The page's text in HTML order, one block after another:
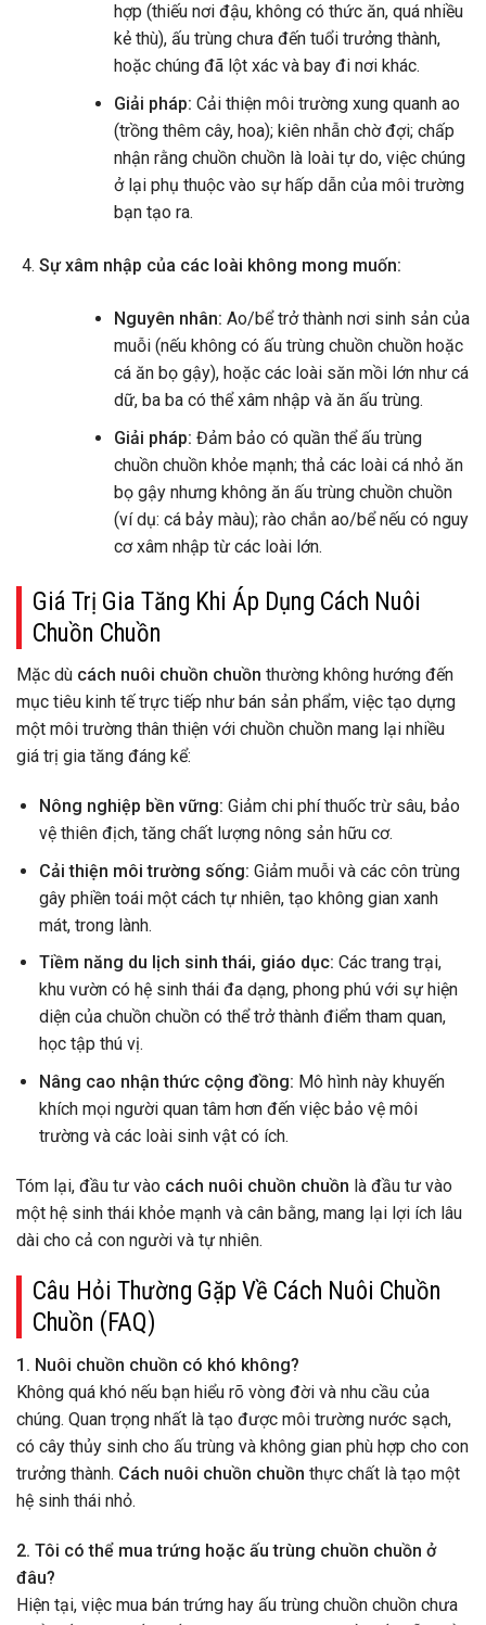
hợp (thiếu nơi đậu, không có thức ăn, quá nhiều
kẻ thù), ấu trùng chưa đến tuổi trưởng thành,
hoặc chúng đã lột xác và bay đi nơi khác.
Giải pháp: Cải thiện môi trường xung quanh ao
(trồng thêm cây, hoa); kiên nhẫn chờ đợi; chấp
nhận rằng chuồn chuồn là loài tự do, việc chúng
ở lại phụ thuộc vào sự hấp dẫn của môi trường
bạn tạo ra.
Sự xâm nhập của các loài không mong muốn:
Nguyên nhân: Ao/bể trở thành nơi sinh sản của
muỗi (nếu không có ấu trùng chuồn chuồn hoặc
cá ăn bọ gậy), hoặc các loài săn mồi lớn như cá
dữ, ba ba có thể xâm nhập và ăn ấu trùng.
Giải pháp: Đảm bảo có quần thể ấu trùng
chuồn chuồn khỏe mạnh; thả các loài cá nhỏ ăn
bọ gậy nhưng không ăn ấu trùng chuồn chuồn
(ví dụ: cá bảy màu); rào chắn ao/bể nếu có nguy
cơ xâm nhập từ các loài lớn.
Giá Trị Gia Tăng Khi Áp Dụng Cách Nuôi
Chuồn Chuồn
Mặc dù cách nuôi chuồn chuồn thường không hướng đến
mục tiêu kinh tế trực tiếp như bán sản phẩm, việc tạo dựng
một môi trường thân thiện với chuồn chuồn mang lại nhiều
giá trị gia tăng đáng kể:
Nông nghiệp bền vững: Giảm chi phí thuốc trừ sâu, bảo
vệ thiên địch, tăng chất lượng nông sản hữu cơ.
Cải thiện môi trường sống: Giảm muỗi và các côn trùng
gây phiền toái một cách tự nhiên, tạo không gian xanh
mát, trong lành.
Tiềm năng du lịch sinh thái, giáo dục: Các trang trại,
khu vườn có hệ sinh thái đa dạng, phong phú với sự hiện
diện của chuồn chuồn có thể trở thành điểm tham quan,
học tập thú vị.
Nâng cao nhận thức cộng đồng: Mô hình này khuyến
khích mọi người quan tâm hơn đến việc bảo vệ môi
trường và các loài sinh vật có ích.
Tóm lại, đầu tư vào cách nuôi chuồn chuồn là đầu tư vào
một hệ sinh thái khỏe mạnh và cân bằng, mang lại lợi ích lâu
dài cho cả con người và tự nhiên.
Câu Hỏi Thường Gặp Về Cách Nuôi Chuồn
Chuồn (FAQ)
1. Nuôi chuồn chuồn có khó không?
Không quá khó nếu bạn hiểu rõ vòng đời và nhu cầu của
chúng. Quan trọng nhất là tạo được môi trường nước sạch,
có cây thủy sinh cho ấu trùng và không gian phù hợp cho con
trưởng thành. Cách nuôi chuồn chuồn thực chất là tạo một
hệ sinh thái nhỏ.
2. Tôi có thể mua trứng hoặc ấu trùng chuồn chuồn ở
đâu?
Hiện tại, việc mua bán trứng hay ấu trùng chuồn chuồn chưa